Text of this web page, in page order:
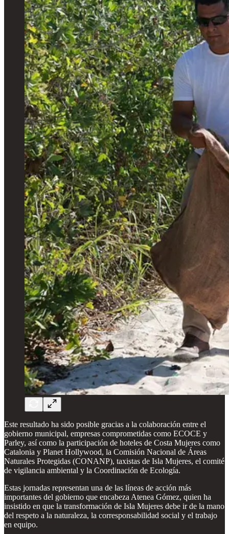
Este resultado ha sido posible gracias a la colaboración entre el
gobierno municipal, empresas comprometidas como ECOCE y
Parley, así como la participación de hoteles de Costa Mujeres como
Catalonia y Planet Hollywood, la Comisión Nacional de Áreas
Naturales Protegidas (CONANP), taxistas de Isla Mujeres, el comité
de vigilancia ambiental y la Coordinación de Ecología.
Estas jornadas representan una de las líneas de acción más
importantes del gobierno que encabeza Atenea Gómez, quien ha
insistido en que la transformación de Isla Mujeres debe ir de la mano
del respeto a la naturaleza, la corresponsabilidad social y el trabajo
en equipo.